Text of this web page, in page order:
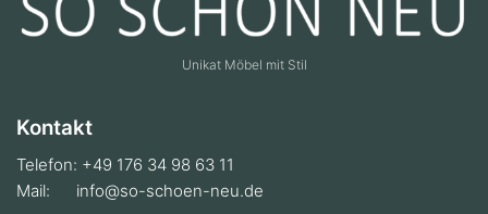
Unikat Möbel mit Stil
Kontakt
Telefon: +49 176 34 98 63 11
Mail: info@so-schoen-neu.de